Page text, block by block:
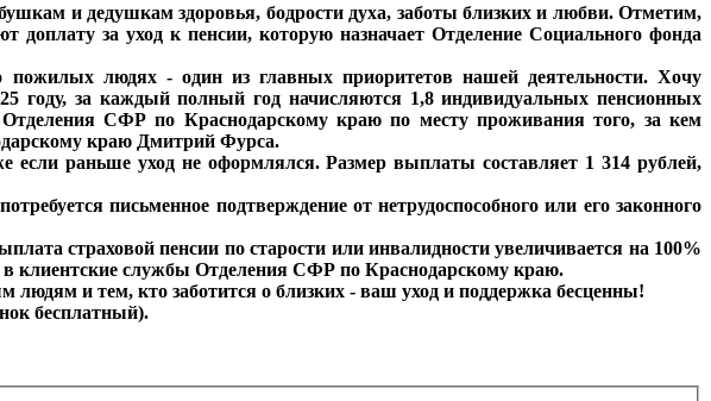
и дедушкам здоровья, бодрости духа, заботы близких и любви. Отметим,
доплату за уход к пенсии, которую назначает Отделение Социального фонда
людях - один из главных приоритетов нашей деятельности. Хочу
году, за каждый полный год начисляются 1,8 индивидуальных пенсионных
СФР по Краснодарскому краю по месту проживания того, за кем
краю Дмитрий Фурса.
если раньше уход не оформлялся. Размер выплаты составляет 1 314 рублей,
письменное подтверждение от нетрудоспособного или его законного
страховой пенсии по старости или инвалидности увеличивается на 100%
в клиентские службы Отделения СФР по Краснодарскому краю.
и тем, кто заботится о близких - ваш уход и поддержка бесценны!
бесплатный).